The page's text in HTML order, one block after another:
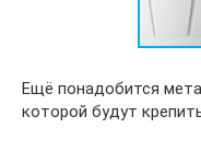
Ещё понадобится
которой будут